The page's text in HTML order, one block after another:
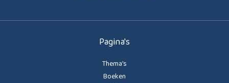
Pagina's
Thema’s
Boeken